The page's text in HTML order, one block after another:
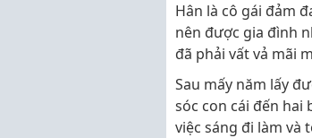
Hân là cô gái đảm
nên được gia đình
đã phải vất vả mãi
Sau mấy năm lấy
sóc con cái đến hai
việc sáng đi làm và